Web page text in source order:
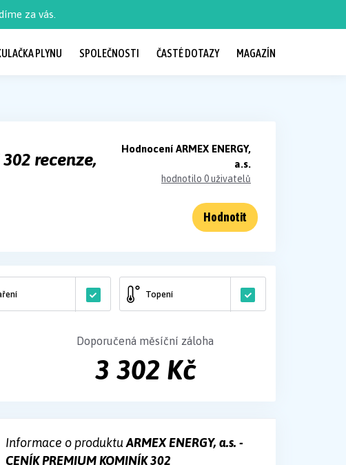
za vás.
PLYNU SPOLEČNOSTI ČASTÉ DOTAZY MAGAZÍN
302 recenze,
Hodnocení ARMEX ENERGY,
a.s.
hodnotilo 0 uživatelů
Hodnotit
Topení
Doporučená měsíční záloha
3 302 Kč
Informace o produktuARMEX ENERGY, a.s. -
CENÍK PREMIUM KOMINÍK 302